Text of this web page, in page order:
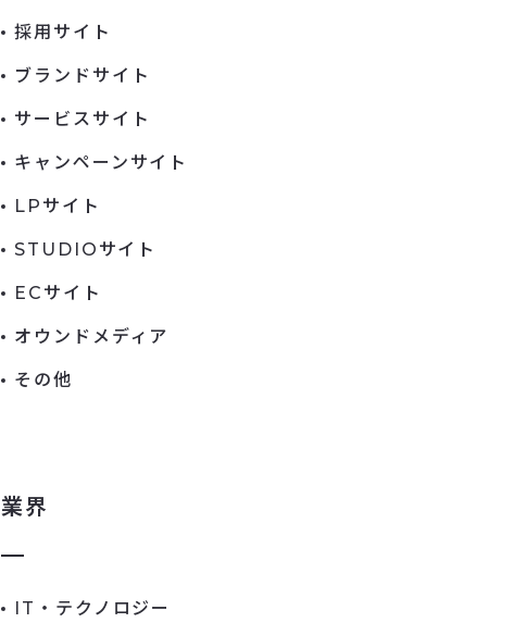
採用サイト
ブランドサイト
サービスサイト
キャンペーンサイト
LPサイト
STUDIOサイト
ECサイト
オウンドメディア
その他
業界
IT・テクノロジー